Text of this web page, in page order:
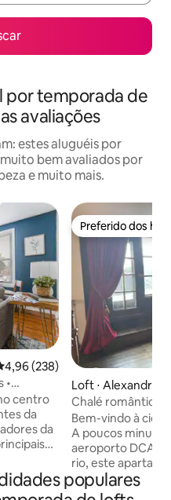
por temporada de
avaliações
estes aluguéis por
bem avaliados por
e muito mais.
hóspedes
de uma avaliação média de
4,96 (238)
•
centro
da
da
de
Preferido dos
Preferido dos
Loft ⋅ Alexandria
Chalé romântico
Alexandria
Bem-vindo à
A poucos
aeroporto DCA!
rio, este
último andar de
década de 1880,
populares